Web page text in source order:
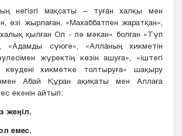
негізгі мақсаты – туған халқы мен
өзі жырлаған, «Махаббатпен жаратқан»,
қылған Ол - лә мәкан» болған «Түп
«Адамды сүюге», «Алланың хикметін
жүректің көзін ашуға», «іштегі
кеудені хикметке толтыруға» шақыру
Абай Құран ақиқаты мен Аллаға
екенін айтып:
жеңіл,
емес.